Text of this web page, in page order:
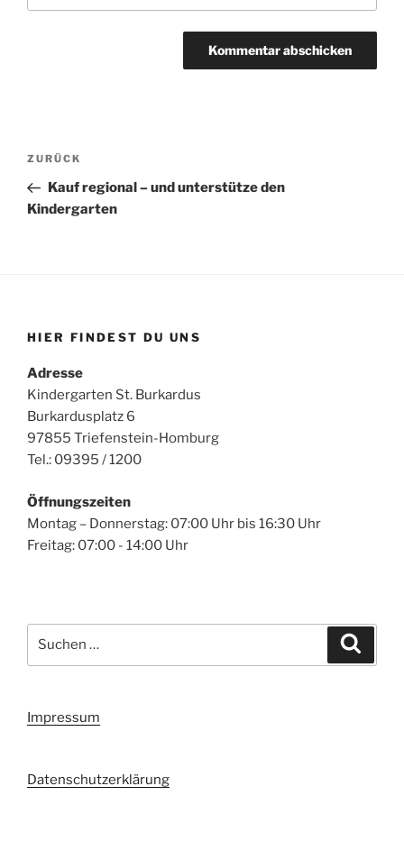
Beitragsnavigation
Vorheriger
Beitrag
ZURÜCK
Kauf regional – und unterstütze den
Kindergarten
HIER FINDEST DU UNS
Adresse
Kindergarten St. Burkardus
Burkardusplatz 6
97855 Triefenstein-Homburg
Tel.: 09395 / 1200
Öffnungszeiten
Montag – Donnerstag: 07:00 Uhr bis 16:30 Uhr
Freitag: 07:00 - 14:00 Uhr
nach:
Impressum
Datenschutzerklärung